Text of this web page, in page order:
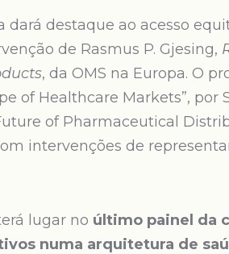
destaque ao acesso
de Rasmus P. Gjesing,
, da OMS na Europa. O
of Healthcare Markets”, por
of Pharmaceutical
intervenções de
lugar no último painel da
numa arquitetura de